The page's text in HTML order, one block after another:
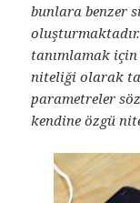
bunlara benzer
tanımlamak
niteliği olarak
parametreler
kendine özgü